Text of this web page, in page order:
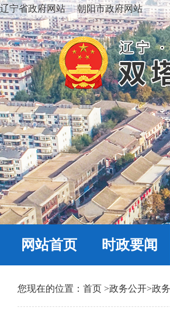
辽宁省政府网站 朝阳市政府网站
网站首页 时政要闻
您现在的位置： 首页 >政务公开>政